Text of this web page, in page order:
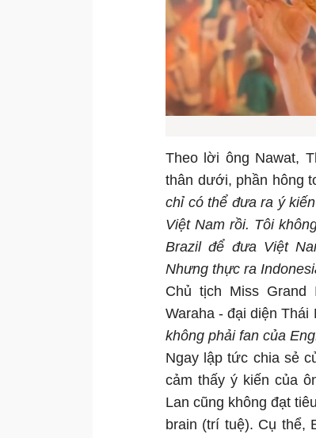
Theo lời ông Nawat,
thân dưới, phần hông
chỉ có thể đưa ra ý
Việt Nam rồi. Tôi
Brazil để đưa Việt
Nhưng thực ra
Chủ tịch Miss Grand
Waraha - đại diện
không phải fan của
Ngay lập tức chia sẻ
cảm thấy ý kiến của
Lan cũng không đạt
brain (trí tuệ). Cụ thể,